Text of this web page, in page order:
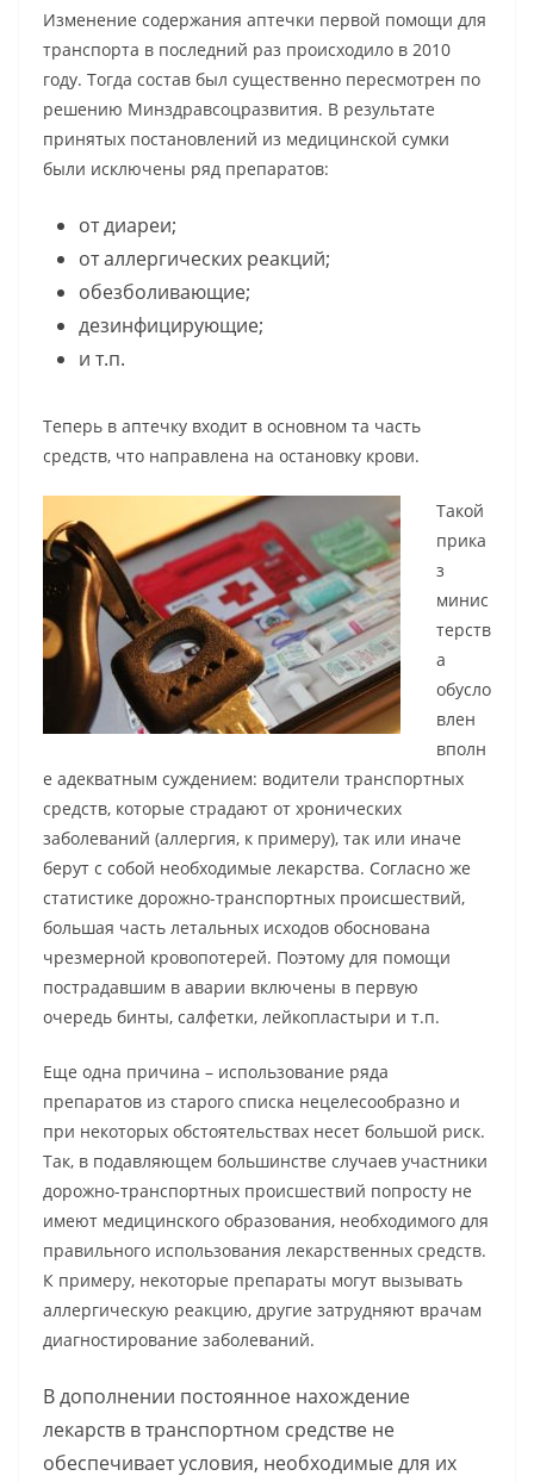
Изменение содержания аптечки первой помощи для
транспорта в последний раз происходило в 2010
году. Тогда состав был существенно пересмотрен по
решению Минздравсоцразвития. В результате
принятых постановлений из медицинской сумки
были исключены ряд препаратов:
от диареи;
от аллергических реакций;
обезболивающие;
дезинфицирующие;
и т.п.
Теперь в аптечку входит в основном та часть
средств, что направлена на остановку крови.
Такой
прика
з
минис
терств
а
обусло
влен
вполн
е адекватным суждением: водители транспортных
средств, которые страдают от хронических
заболеваний (аллергия, к примеру), так или иначе
берут с собой необходимые лекарства. Согласно же
статистике дорожно-транспортных происшествий,
большая часть летальных исходов обоснована
чрезмерной кровопотерей. Поэтому для помощи
пострадавшим в аварии включены в первую
очередь бинты, салфетки, лейкопластыри и т.п.
Еще одна причина – использование ряда
препаратов из старого списка нецелесообразно и
при некоторых обстоятельствах несет большой риск.
Так, в подавляющем большинстве случаев участники
дорожно-транспортных происшествий попросту не
имеют медицинского образования, необходимого для
правильного использования лекарственных средств.
К примеру, некоторые препараты могут вызывать
аллергическую реакцию, другие затрудняют врачам
диагностирование заболеваний.
В дополнении постоянное нахождение
лекарств в транспортном средстве не
обеспечивает условия, необходимые для их